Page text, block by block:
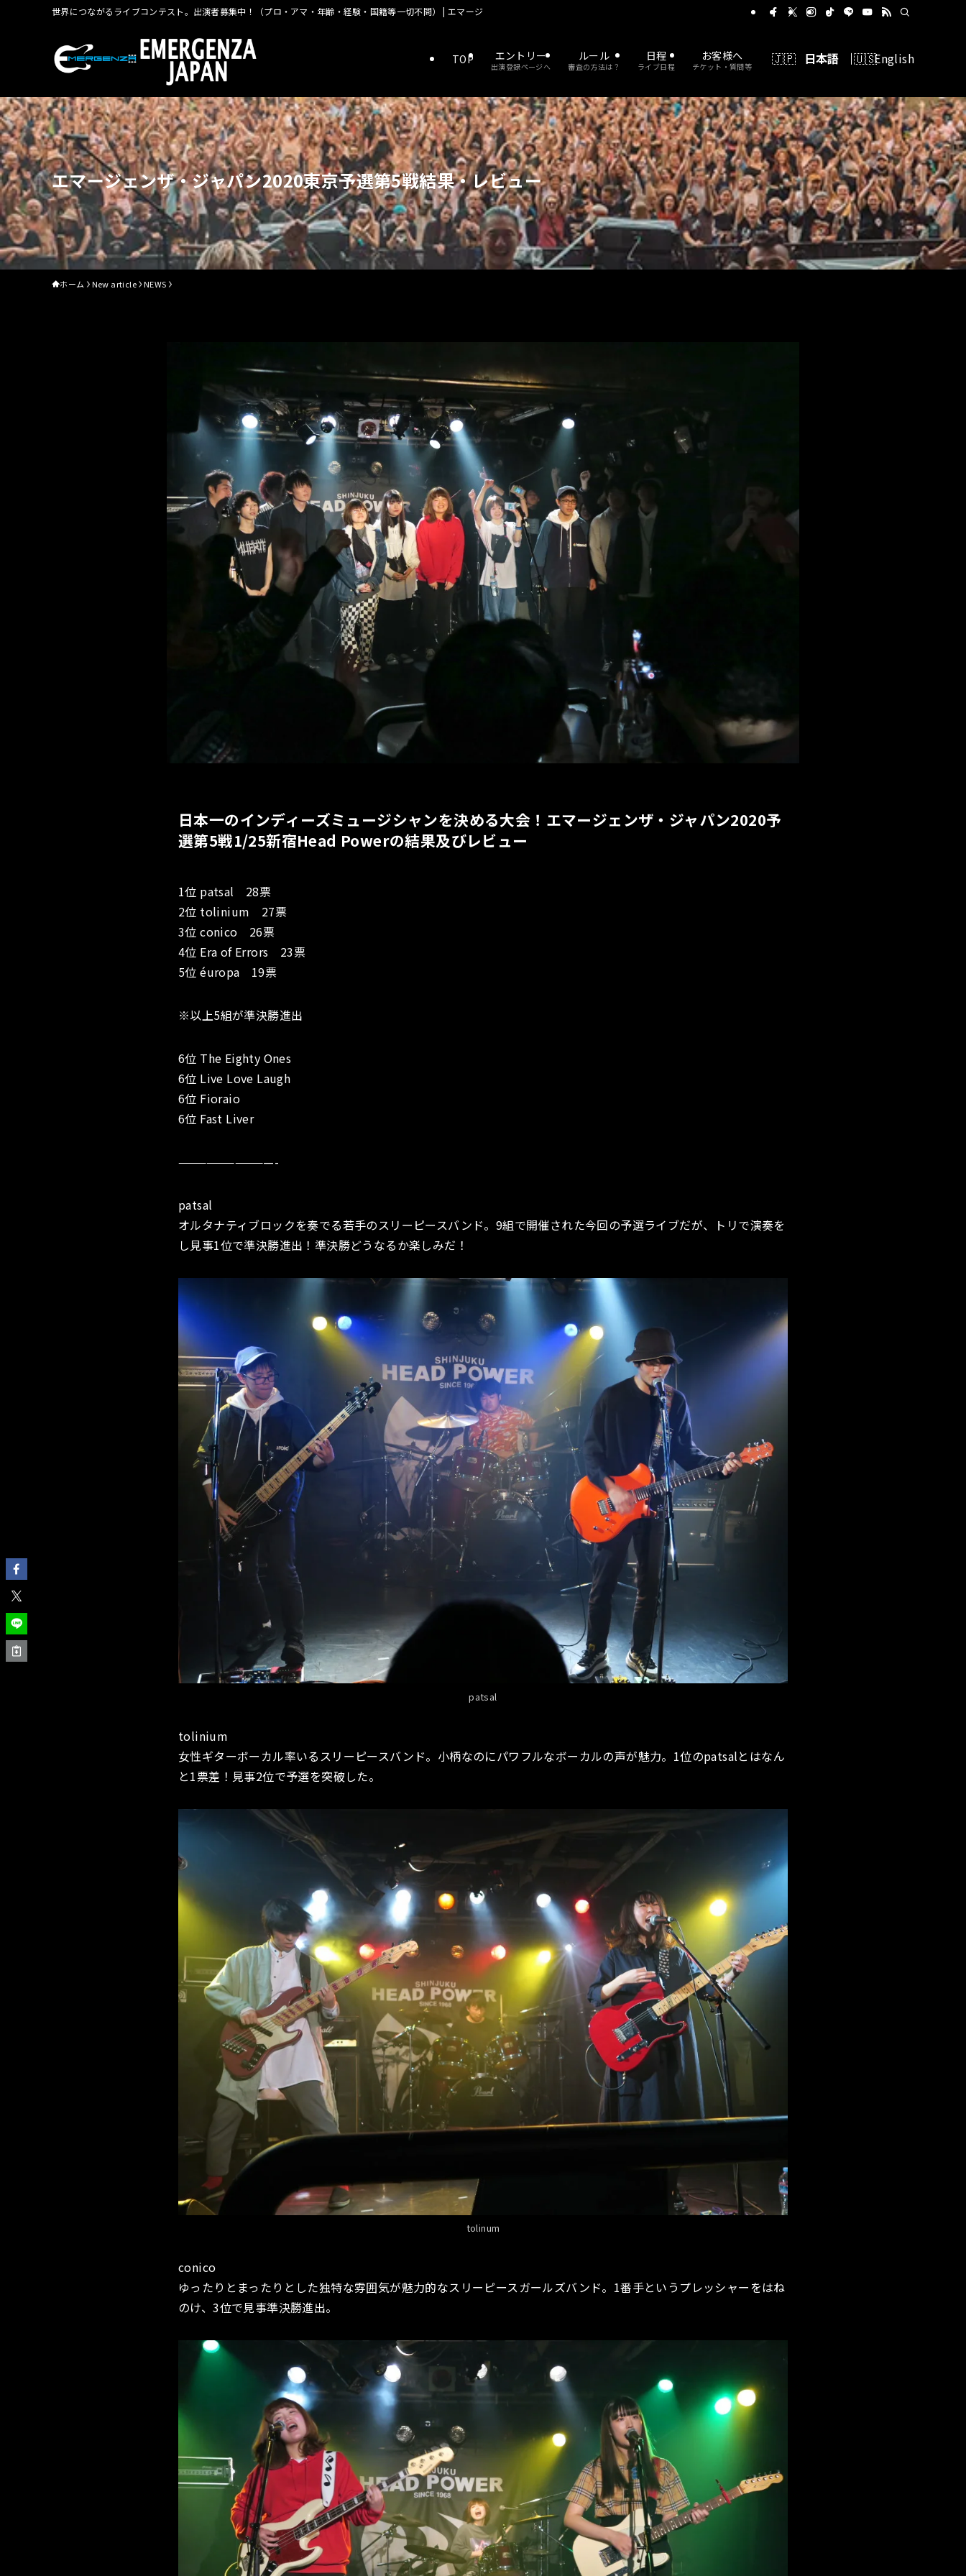
世界につながるライブコンテスト。出演者募集中！（プロ・アマ・年齢・経験・国籍等一切不問） | エマージェンザ 優勝でドイツの大型野外フェスに出れるバンドコンテスト
TOP エントリー
出演登録ページへ
ルール
審査の方法は？
日程
ライブ日程
お客様へ
チケット・質問等 English
日本語
エマージェンザ・ジャパン2020東京予選第5戦結果・レビュー
ホーム New article NEWS
日本一のインディーズミュージシャンを決める大会！エマージェンザ・ジャパン2020予
選第5戦1/25新宿Head Powerの結果及びレビュー
1位 patsal 28票
2位 tolinium 27票
3位 conico 26票
4位 Era of Errors 23票
5位 éuropa 19票
※以上5組が準決勝進出
6位 The Eighty Ones
6位 Live Love Laugh
6位 Fioraio
6位 Fast Liver
——————————-
patsal
オルタナティブロックを奏でる若手のスリーピースバンド。9組で開催された今回の予選ライブだが、トリで演奏を
し見事1位で準決勝進出！準決勝どうなるか楽しみだ！
patsal
tolinium
女性ギターボーカル率いるスリーピースバンド。小柄なのにパワフルなボーカルの声が魅力。1位のpatsalとはなん
と1票差！見事2位で予選を突破した。
tolinum
conico
ゆったりとまったりとした独特な雰囲気が魅力的なスリーピースガールズバンド。1番手というプレッシャーをはね
のけ、3位で見事準決勝進出。